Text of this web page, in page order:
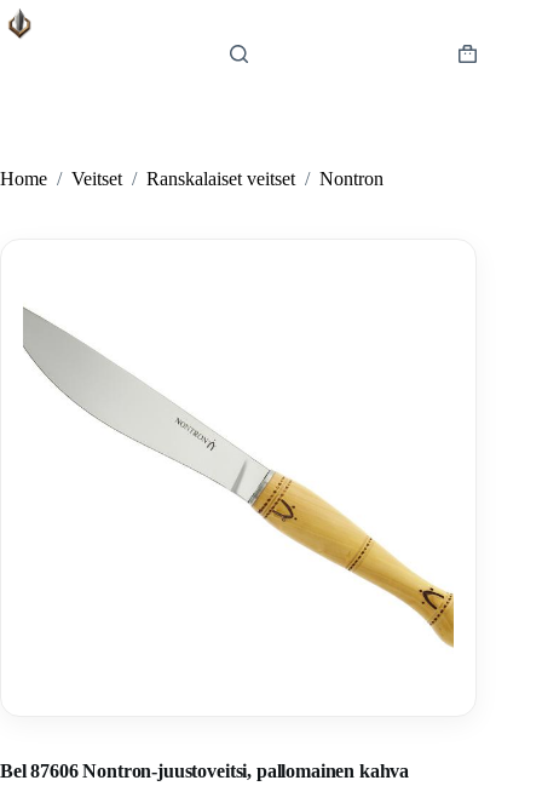
Skip
to
Shopping
Home / Veitset / Ranskalaiset veitset / Nontron
Bel 87606 Nontron-juustoveitsi, pallomainen kahva